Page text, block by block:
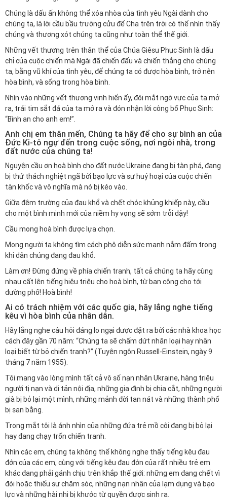
Chúng là dấu ấn không thể xóa nhòa của tình yêu Ngài dành cho
chúng ta, là lời cầu bầu trường cửu để Cha trên trời có thể nhìn thấy
chúng và thương xót chúng ta cũng như toàn thể thế giới.
Những vết thương trên thân thể của Chúa Giêsu Phục Sinh là dấu
chỉ của cuộc chiến mà Ngài đã chiến đấu và chiến thắng cho chúng
ta, bằng vũ khí của tình yêu, để chúng ta có được hòa bình, trở nên
hòa bình, và sống trong hòa bình.
Nhìn vào những vết thương vinh hiển ấy, đôi mắt ngờ vực của ta mở
ra, trái tim sắt đá của ta mở ra và đón nhận lời công bố Phục Sinh:
“Bình an cho anh em!”.
Anh chị em thân mến, Chúng ta hãy để cho sự bình an của
Đức Ki-tô ngự đến trong cuộc sống, nơi ngôi nhà, trong
đất nước của chúng ta!
Nguyện cầu ơn hoà bình cho đất nước Ukraine đang bị tàn phá, đang
bị thử thách nghiệt ngã bởi bạo lực và sự huỷ hoại của cuộc chiến
tàn khốc và vô nghĩa mà nó bị kéo vào.
Giữa đêm trường của đau khổ và chết chóc khủng khiếp này, cầu
cho một bình minh mới của niềm hy vọng sẽ sớm trỗi dậy!
Cầu mong hoà bình được lựa chọn.
Mong người ta không tìm cách phô diễn sức mạnh nắm đấm trong
khi dân chúng đang đau khổ.
Làm ơn! Đừng đứng về phía chiến tranh, tất cả chúng ta hãy cùng
nhau cất lên tiếng hiệu triệu cho hoà bình, từ ban công cho tới
đường phố! Hoà bình!
Ai có trách nhiệm với các quốc gia, hãy lắng nghe tiếng
kêu vì hòa bình của nhân dân.
Hãy lắng nghe câu hỏi đáng lo ngại được đặt ra bởi các nhà khoa học
cách đây gần 70 năm: “Chúng ta sẽ chấm dứt nhân loại hay nhân
loại biết từ bỏ chiến tranh?” (Tuyên ngôn Russell-Einstein, ngày 9
tháng 7 năm 1955).
Tôi mang vào lòng mình tất cả vô số nạn nhân Ukraine, hàng triệu
người tị nạn và di tản nội địa, những gia đình bị chia cắt, những người
già bị bỏ lại một mình, những mảnh đời tan nát và những thành phố
bị san bằng.
Trong mắt tôi là ánh nhìn của những đứa trẻ mồ côi đang bị bỏ lại
hay đang chạy trốn chiến tranh.
Nhìn các em, chúng ta không thể không nghe thấy tiếng kêu đau
đớn của các em, cùng với tiếng kêu đau đớn của rất nhiều trẻ em
khác đang phải gánh chịu trên khắp thế giới: những em đang chết vì
đói hoặc thiếu sự chăm sóc, những nạn nhân của lạm dụng và bạo
lực và những hài nhi bị khước từ quyền được sinh ra.